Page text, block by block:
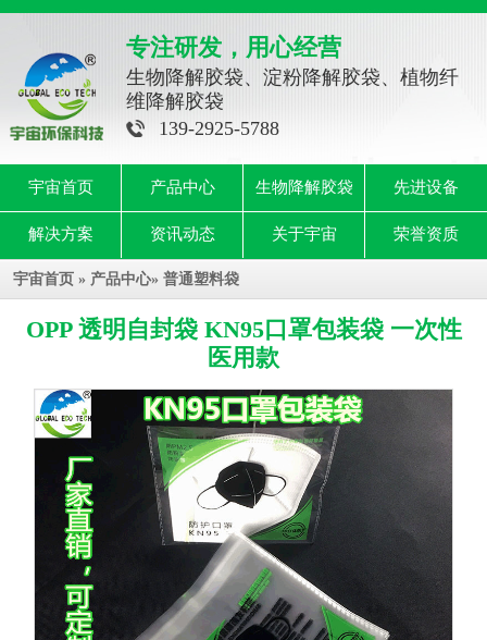
专注研发，用心经营
生物降解胶袋、淀粉降解胶袋、植物纤
维降解胶袋
139-2925-5788
宇宙首页 产品中心 生物降解胶袋 先进设备
解决方案 资讯动态 关于宇宙 荣誉资质
宇宙首页 » 产品中心» 普通塑料袋
OPP 透明自封袋 KN95口罩包装袋 一次性
医用款